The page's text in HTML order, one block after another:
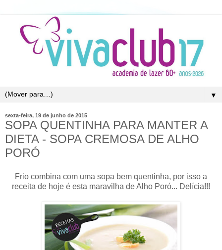
▼
sexta-feira, 19 de junho de 2015
SOPA QUENTINHA PARA MANTER A
DIETA - SOPA CREMOSA DE ALHO
PORÓ
Frio combina com uma sopa bem quentinha, por isso a
receita de hoje é esta maravilha de Alho Poró... Delícia!!!